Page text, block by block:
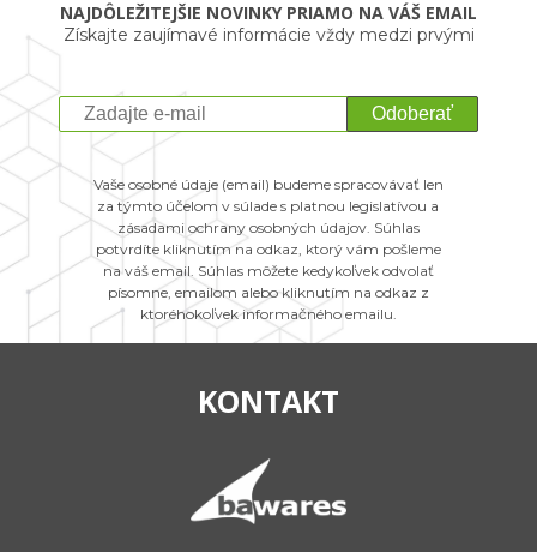
NAJDÔLEŽITEJŠIE NOVINKY PRIAMO NA VÁŠ EMAIL
Získajte zaujímavé informácie vždy medzi prvými
Odoberať
Vaše osobné údaje (email) budeme spracovávať len
za týmto účelom v súlade s platnou legislatívou a
zásadami ochrany osobných údajov. Súhlas
potvrdíte kliknutím na odkaz, ktorý vám pošleme
na váš email. Súhlas môžete kedykoľvek odvolať
písomne, emailom alebo kliknutím na odkaz z
ktoréhokoľvek informačného emailu.
KONTAKT